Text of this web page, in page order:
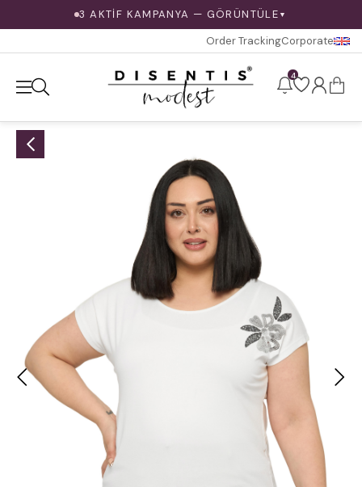
3 AKTİF KAMPANYA — GÖRÜNTÜLE ▼
Order TrackingCorporate
4